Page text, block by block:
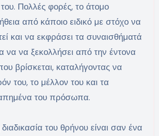
Πολλές φορές, το άτομο
από κάποιο ειδικό με στόχο να
και να εκφράσει τα συναισθήματά
να να ξεκολλήσει από την έντονα
βρίσκεται, καταλήγοντας να
του, το μέλλον του και τα
του πρόσωπα.
του θρήνου είναι σαν ένα